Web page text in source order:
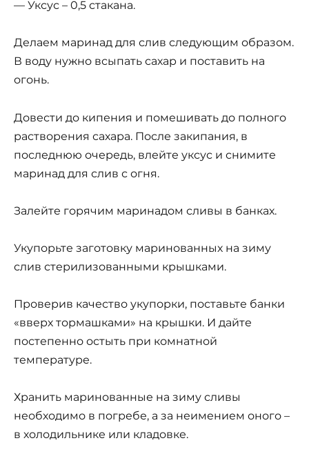
— Уксус – 0,5 стакана.
Делаем маринад для слив следующим образом.
В воду нужно всыпать сахар и поставить на
огонь.
Довести до кипения и помешивать до полного
растворения сахара. После закипания, в
последнюю очередь, влейте уксус и снимите
маринад для слив с огня.
Залейте горячим маринадом сливы в банках.
Укупорьте заготовку маринованных на зиму
слив стерилизованными крышками.
Проверив качество укупорки, поставьте банки
«вверх тормашками» на крышки. И дайте
постепенно остыть при комнатной
температуре.
Хранить маринованные на зиму сливы
необходимо в погребе, а за неимением оного –
в холодильнике или кладовке.